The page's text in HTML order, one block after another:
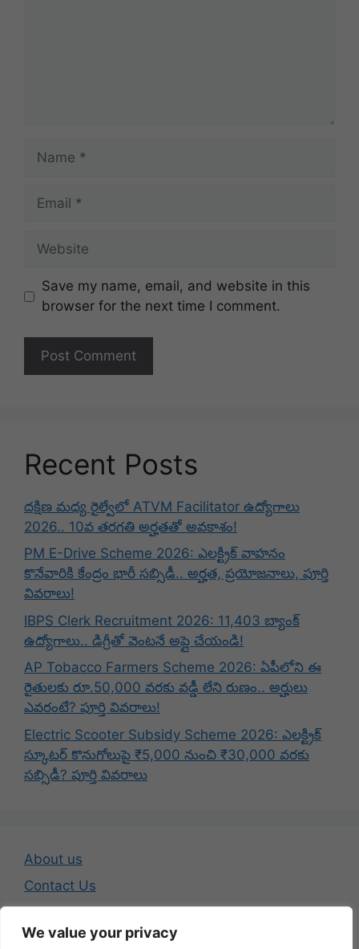
We value your privacy
Website
Save my name, email, and website in this
browser for the next time I comment.
Recent Posts
దక్షిణ మధ్య రైల్వేలో ATVM Facilitator ఉద్యోగాలు
2026.. 10వ తరగతి అర్హతతో అవకాశం!
PM E-Drive Scheme 2026: ఎలక్ట్రిక్ వాహనం
కొనేవారికి కేంద్రం భారీ సబ్సిడీ.. అర్హత, ప్రయోజనాలు, పూర్తి
వివరాలు!
IBPS Clerk Recruitment 2026: 11,403 బ్యాంక్
ఉద్యోగాలు.. డిగ్రీతో వెంటనే అప్లై చేయండి!
AP Tobacco Farmers Scheme 2026: ఏపీలోని ఈ
రైతులకు రూ.50,000 వరకు వడ్డీ లేని రుణం.. అర్హులు
ఎవరంటే? పూర్తి వివరాలు!
Electric Scooter Subsidy Scheme 2026: ఎలక్ట్రిక్
స్కూటర్ కొనుగోలుపై ₹5,000 నుంచి ₹30,000 వరకు
సబ్సిడీ? పూర్తి వివరాలు
About us
Contact Us
Privacy Policy